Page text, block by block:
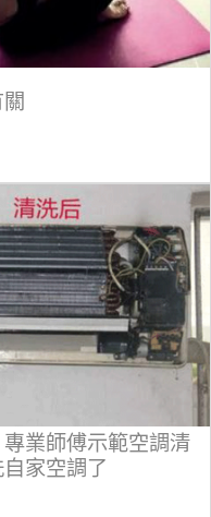
業師傅示範空調清
家空調了